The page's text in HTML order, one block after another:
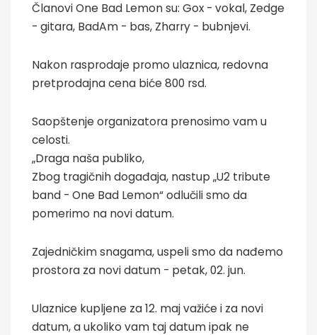
Članovi One Bad Lemon su: Gox - vokal, Zedge
- gitara, BadAm - bas, Zharry - bubnjevi.
Nakon rasprodaje promo ulaznica, redovna
pretprodajna cena biće 800 rsd.
Saopštenje organizatora prenosimo vam u
celosti.
„Draga naša publiko,
Zbog tragičnih događaja, nastup „U2 tribute
band - One Bad Lemon“ odlučili smo da
pomerimo na novi datum.
Zajedničkim snagama, uspeli smo da nađemo
prostora za novi datum - petak, 02. jun.
Ulaznice kupljene za 12. maj važiće i za novi
datum, a ukoliko vam taj datum ipak ne